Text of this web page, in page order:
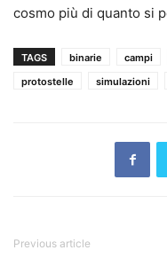
cosmo più di quanto si
TAGS binarie campi
protostelle
simulazioni
Previous article